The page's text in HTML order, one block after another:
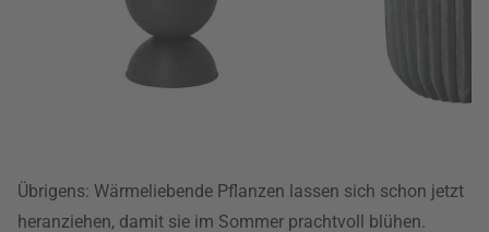
Übrigens: Wärmeliebende Pflanzen lassen sich schon jetzt
heranziehen, damit sie im Sommer prachtvoll blühen.